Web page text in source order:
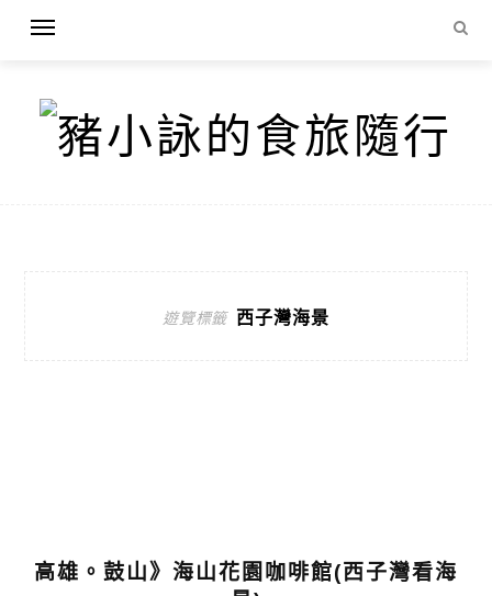
遊覽標籤 西子灣海景
高雄。鼓山》海山花園咖啡館(西子灣看海